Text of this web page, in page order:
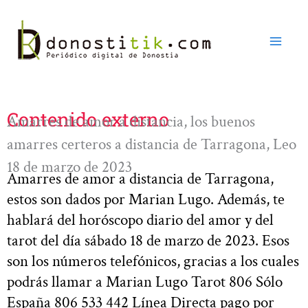
contenido
Contenido externo
Amarres de amor a distancia, los buenos
amarres certeros a distancia de Tarragona, Leo
18 de marzo de 2023
Amarres de amor a distancia de Tarragona,
estos son dados por Marian Lugo. Además, te
hablará del horóscopo diario del amor y del
tarot del día sábado 18 de marzo de 2023. Esos
son los números telefónicos, gracias a los cuales
podrás llamar a Marian Lugo Tarot 806 Sólo
España 806 533 442 Línea Directa pago por